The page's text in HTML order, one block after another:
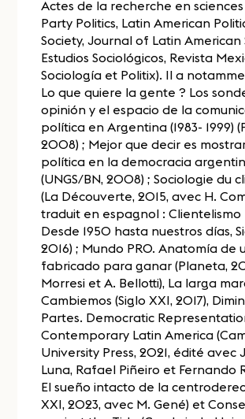
Actes de la recherche en sciences
Party Politics, Latin American
Society, Journal of Latin American
Estudios Sociológicos, Revista
Sociología et Politix). Il a
Lo que quiere la gente ? Los
opinión y el espacio de la
política en Argentina (1983- 1999)
2008) ; Mejor que decir es
política en la democracia
(UNGS/BN, 2008) ; Sociologie du
(La Découverte, 2015, avec H.
traduit en espagnol : Clientelismo
Desde 1950 hasta nuestros días,
2016) ; Mundo PRO. Anatomía de
fabricado para ganar (Planeta,
Morresi et A. Bellotti), La larga
Cambiemos (Siglo XXI, 2017),
Partes. Democratic
Contemporary Latin America
University Press, 2021, édité avec
Luna, Rafael Piñeiro et Fernando
El sueño intacto de la
XXI, 2023, avec M. Gené) et